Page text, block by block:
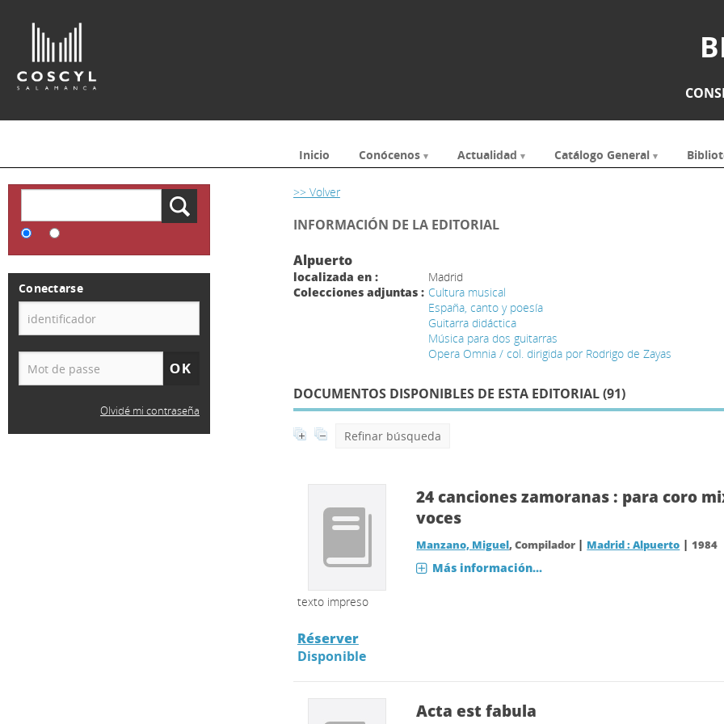
Inicio Conócenos Actualidad Catálogo General
>> Volver
INFORMACIÓN DE LA EDITORIAL
Alpuerto
localizada en :
Madrid
Colecciones adjuntas : Cultura musical
España, canto y poesía
Guitarra didáctica
Música para dos guitarras
Opera Omnia / col. dirigida por Rodrigo de Zayas
DOCUMENTOS DISPONIBLES DE ESTA EDITORIAL (91)
Refinar búsqueda
texto impreso
24 canciones zamoranas : para coro
voces
Manzano, Miguel, Compilador | Madrid : Alpuerto |1984
Más información...
Réserver
Disponible
Acta est fabula
Conectarse
Olvidé mi contraseña